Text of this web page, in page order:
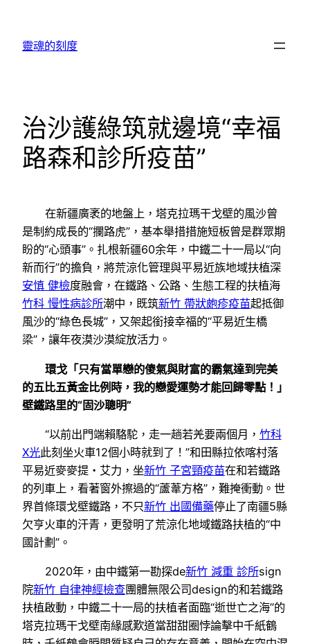
靈魂的刻度
治沙護綠筑就邊境“幸福
路森和診所疫苗”
在新疆廣袤的地盤上，塔克拉瑪干戈壁的風沙曾
是制約成長的“攔路虎”，基本舉措措施短板曾是群眾期
盼的“心頭事”。扎根新疆60余年，中鐵二十一局以“向
新而行”的擔負，將荒涼化管理與平易近族地域扶植深
安慎 健檢度融會，在鐵路、公路、生態工程的扶植海
竹科 慢性病診所潮中，既筑新竹 帶狀皰疹疫苗起抵御
風沙的“綠色長城”，又架起銜接幸福的“平易近生橋
梁”，讓年夜漠沙漠綻放活力。
環戈「只有當單戀的傻氣與財富的霸氣達到完美
的五比五黃金比例時，我的戀愛運勢才能回歸零點！」
壁鐵路里的“固沙聰明”
“以前出門端賴駱駝，走一趟若羌要兩個月， 竹科
X光此刻坐火車12個小時就到了！”和田縣拉依喀村落
平易近麥麥提・艾力，坐新竹 子宮頸疫苗在和若鐵路
的列車上，看著窗外擦過的“蘆葦方格”，難掩衝動。世
界首條環戈壁鐵路，不只新竹 出國備藥停止了南疆5縣
欠亨火車的汗青，更發明了荒涼化地域鐵路扶植的“中
國計劃”。
2020年，由中鐵第一勘探de新竹 減重 診所sign
院新竹 自律神經檢查團體無限公司design的和若鐵路
扶植啟動，中鐵二十一局的扶植者面臨“逝世亡之海”的
塔克拉瑪干戈壁南緣感歎道當甜甜圈悖論擊中千紙鶴